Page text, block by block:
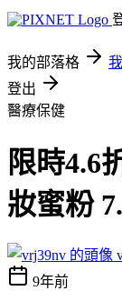
我的部落格
登出
醫療保健
限時4.6
妝蜜粉
9年前